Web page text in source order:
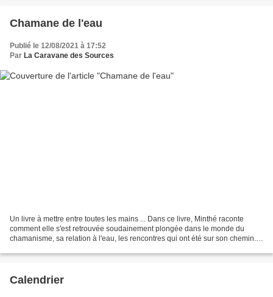
Chamane de l'eau
Publié le 12/08/2021 à 17:52
Par La Caravane des Sources
Un livre à mettre entre toutes les mains ... Dans ce livre, Minthé raconte
comment elle s'est retrouvée soudainement plongée dans le monde du
chamanisme, sa relation à l'eau, les rencontres qui ont été sur son chemin.
Calendrier